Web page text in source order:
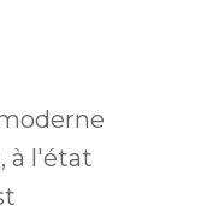
à l'état